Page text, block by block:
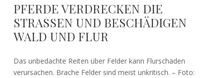
PFERDE VERDRECKEN DIE
STRASSEN UND BESCHÄDIGEN W
ALD UND FLUR
Das unbedachte Reiten über Felder kann Flurschäden
verursachen. Brache Felder sind meist unkritisch. – Foto: